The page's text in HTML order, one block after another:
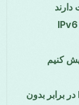
چگونه Free VPN Grass از نشت‌های IPv6
مقایسه: با حفاظت در برابر نشت IPv6 در برابر بدون